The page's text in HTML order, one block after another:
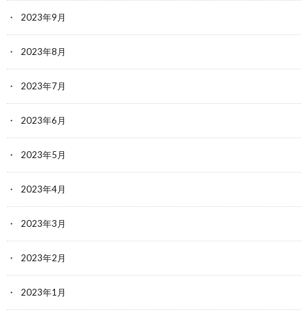
2023年9月
2023年8月
2023年7月
2023年6月
2023年5月
2023年4月
2023年3月
2023年2月
2023年1月